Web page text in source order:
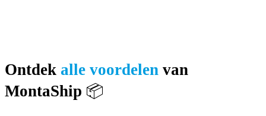
Ontdek alle voordelen van
MontaShip 📦